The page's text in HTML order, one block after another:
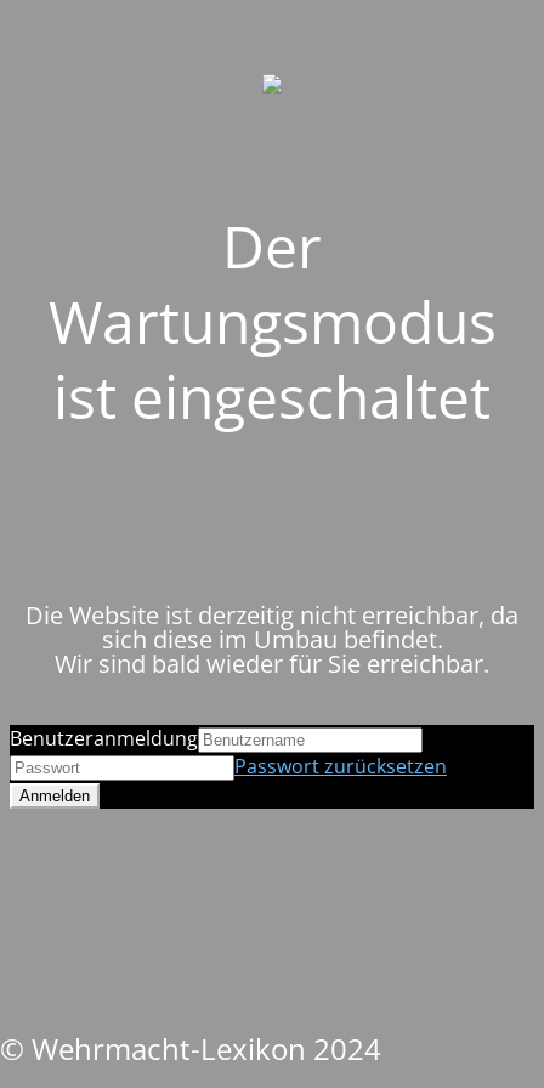
Der
Wartungsmodus
ist eingeschaltet
Die Website ist derzeitig nicht erreichbar, da
sich diese im Umbau befindet.
Wir sind bald wieder für Sie erreichbar.
© Wehrmacht-Lexikon 2024
Benutzeranmeldung
Passwort zurücksetzen